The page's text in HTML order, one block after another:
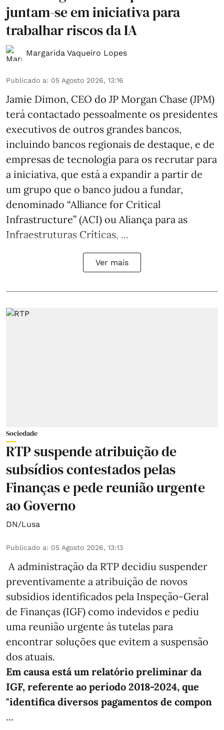
juntam-se em iniciativa para
trabalhar riscos da IA
Margarida Vaqueiro Lopes
Publicado a: 05 Agosto 2026, 13:16
Jamie Dimon, CEO do JP Morgan Chase (JPM)
terá contactado pessoalmente os presidentes
executivos de outros grandes bancos,
incluindo bancos regionais de destaque, e de
empresas de tecnologia para os recrutar para
a iniciativa, que está a expandir a partir de
um grupo que o banco judou a fundar,
denominado “Alliance for Critical
Infrastructure” (ACI) ou Aliança para as
Infraestruturas Críticas, ...
Ver mais
Sociedade
RTP suspende atribuição de
subsídios contestados pelas
Finanças e pede reunião urgente
ao Governo
DN/Lusa
Publicado a: 05 Agosto 2026, 13:13
A administração da RTP decidiu suspender
preventivamente a atribuição de novos
subsídios identificados pela Inspeção-Geral
de Finanças (IGF) como indevidos e pediu
uma reunião urgente às tutelas para
encontrar soluções que evitem a suspensão
dos atuais.
Em causa está um relatório preliminar da
IGF, referente ao período 2018-2024, que
"identifica diversos pagamentos de compon
...